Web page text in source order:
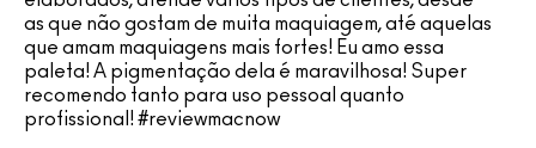
as que não gostam de muita maquiagem, até aquelas
que amam maquiagens mais fortes! Eu amo essa
paleta! A pigmentação dela é maravilhosa! Super
recomendo tanto para uso pessoal quanto
profissional! #reviewmacnow